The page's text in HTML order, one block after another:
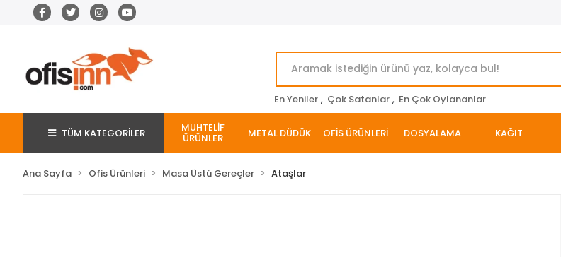
En Yeniler , Çok Satanlar , En Çok Oylananlar
TÜM KATEGORİLER MUHTELİF
ÜRÜNLER METAL DÜDÜK OFİS ÜRÜNLERİ DOSYALAMA KAĞIT
Ana Sayfa Ofis Ürünleri Masa Üstü Gereçler Ataşlar